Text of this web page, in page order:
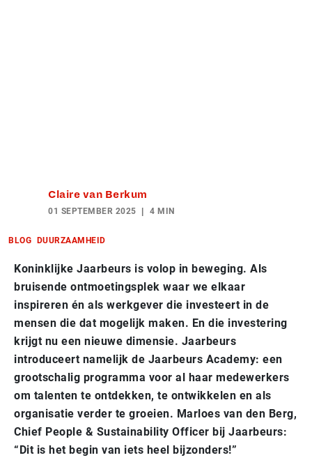
Claire van Berkum
01 SEPTEMBER 2025 4 MIN
BLOG DUURZAAMHEID
Koninklijke Jaarbeurs is volop in beweging. Als
bruisende ontmoetingsplek waar we elkaar
inspireren én als werkgever die investeert in de
mensen die dat mogelijk maken. En die investering
krijgt nu een nieuwe dimensie. Jaarbeurs
introduceert namelijk de Jaarbeurs Academy: een
grootschalig programma voor al haar medewerkers
om talenten te ontdekken, te ontwikkelen en als
organisatie verder te groeien. Marloes van den Berg,
Chief People & Sustainability Officer bij Jaarbeurs:
“Dit is het begin van iets heel bijzonders!”